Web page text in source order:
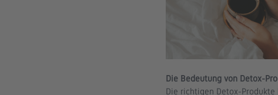
Die Bedeutung von Detox-
Die richtigen Detox-